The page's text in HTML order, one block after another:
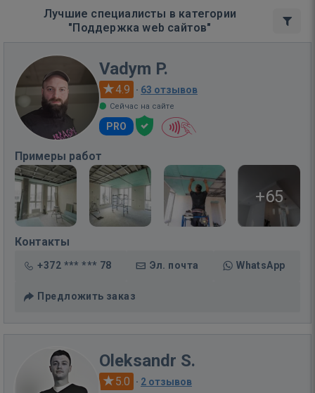
Лучшие специалисты в категории
"Поддержка web сайтов"
Vadym P.
4.9 · 63 отзывов
Сейчас на сайте
PRO
Примеры работ
+65
Контакты
+372 *** *** 78 Эл. почта WhatsApp
Предложить заказ
Oleksandr S.
5.0 · 2 отзывов